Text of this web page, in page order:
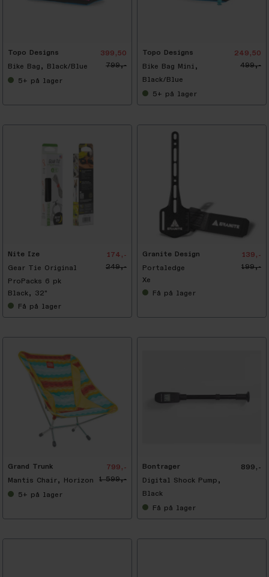
Topo Designs
Bike Bag, Black/Blue
399,50
799,-
5+ på lager
Topo Designs
Bike Bag Mini,
Black/Blue
249,50
499,-
5+ på lager
Nite Ize
Gear Tie Original
ProPacks 6 pk
174,-
249,-
Black, 32"
Få på lager
Granite Design
Portaledge
139,-
199,-
Xe
Få på lager
Grand Trunk
Mantis Chair, Horizon
799,-
1 599,-
5+ på lager
Bontrager
Digital Shock Pump,
Black
899,-
Få på lager